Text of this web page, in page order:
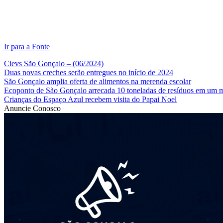
Ir para a Fonte
Cievs São Gonçalo – (06/2024)
Duas novas creches serão entregues no início de 2024
São Gonçalo amplia oferta de alimentos na merenda escolar
Ecoponto de São Gonçalo arrecada 10 toneladas de resíduos em um
Crianças do Espaço Azul recebem visita do Papai Noel
Anuncie Conosco